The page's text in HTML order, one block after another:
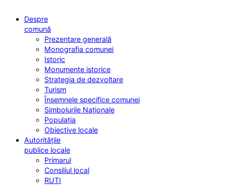
Despre
comună
Prezentare generală
Monografia comunei
Istoric
Monumente istorice
Strategia de dezvoltare
Turism
Însemnele specifice comunei
Simbolurile Naționale
Populația
Obiective locale
Autoritățile
publice locale
Primarul
Consiliul local
RUTI